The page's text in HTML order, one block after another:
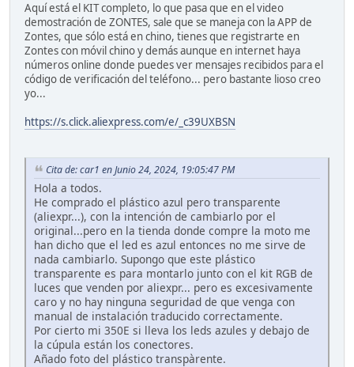
Aquí está el KIT completo, lo que pasa que en el video
demostración de ZONTES, sale que se maneja con la APP de
Zontes, que sólo está en chino, tienes que registrarte en
Zontes con móvil chino y demás aunque en internet haya
números online donde puedes ver mensajes recibidos para el
código de verificación del teléfono... pero bastante lioso creo
yo...
https://s.click.aliexpress.com/e/_c39UXBSN
Cita de: car1 en Junio 24, 2024, 19:05:47 PM
Hola a todos.
He comprado el plástico azul pero transparente
(aliexpr...), con la intención de cambiarlo por el
original...pero en la tienda donde compre la moto me
han dicho que el led es azul entonces no me sirve de
nada cambiarlo. Supongo que este plástico
transparente es para montarlo junto con el kit RGB de
luces que venden por aliexpr... pero es excesivamente
caro y no hay ninguna seguridad de que venga con
manual de instalación traducido correctamente.
Por cierto mi 350E si lleva los leds azules y debajo de
la cúpula están los conectores.
Añado foto del plástico transpàrente.